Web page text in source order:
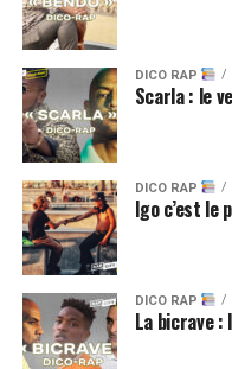
DICO RAP
Scarla : le
DICO RAP
Igo c’est le
DICO RAP
La bicrave